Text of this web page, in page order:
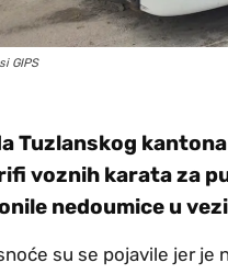
GIPS
Tuzlanskog
voznih karata za
nedoumice u
su se pojavile jer je